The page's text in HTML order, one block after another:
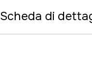
Scheda di